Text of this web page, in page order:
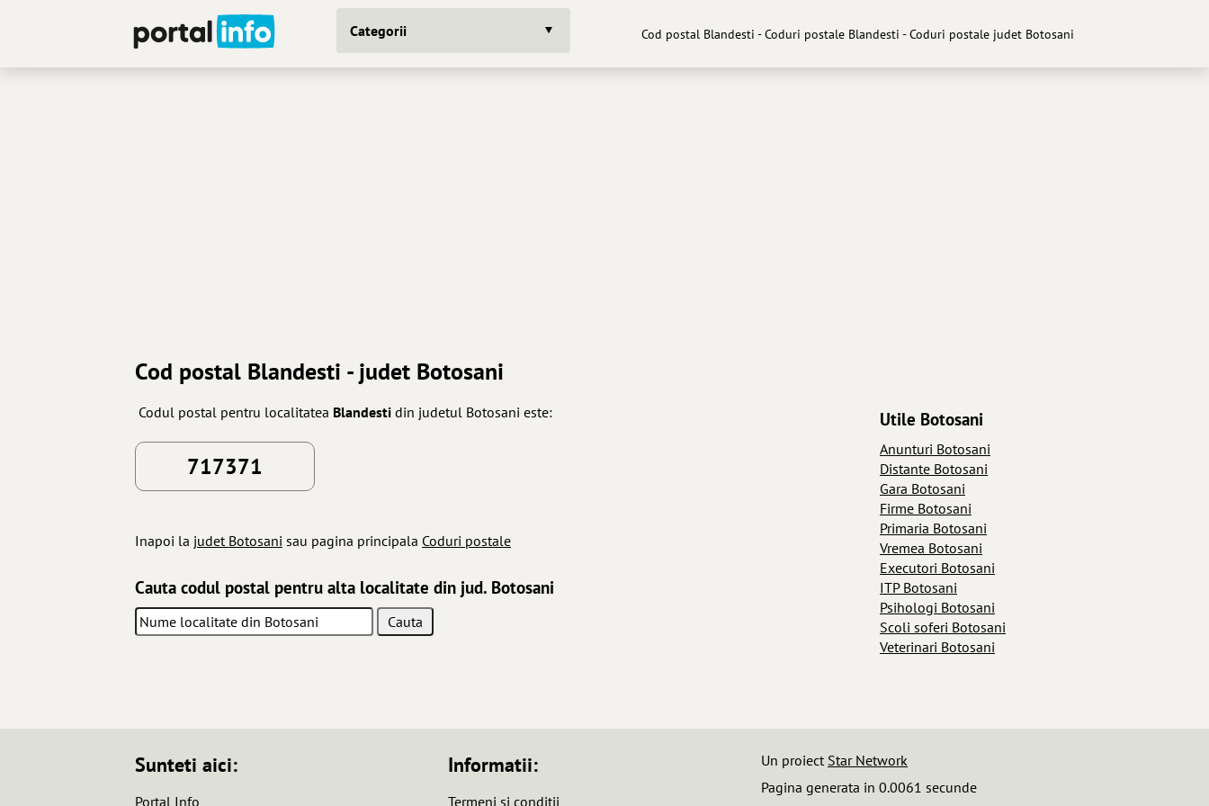
Categorii Cod postal Blandesti - Coduri postale Blandesti - Coduri postale judet Botosani
Cod postal Blandesti - judet Botosani
Codul postal pentru localitatea Blandesti din judetul Botosani este:
717371
Inapoi la judet Botosani sau pagina principala Coduri postale
Cauta codul postal pentru alta localitate din jud. Botosani
Utile Botosani
Anunturi Botosani
Distante Botosani
Gara Botosani
Firme Botosani
Primaria Botosani
Vremea Botosani
Executori Botosani
ITP Botosani
Psihologi Botosani
Scoli soferi Botosani
Veterinari Botosani
Sunteti aici:
Portal Info
Informatii:
Termeni si conditii
Un proiect Star Network
Pagina generata in 0.0061 secunde